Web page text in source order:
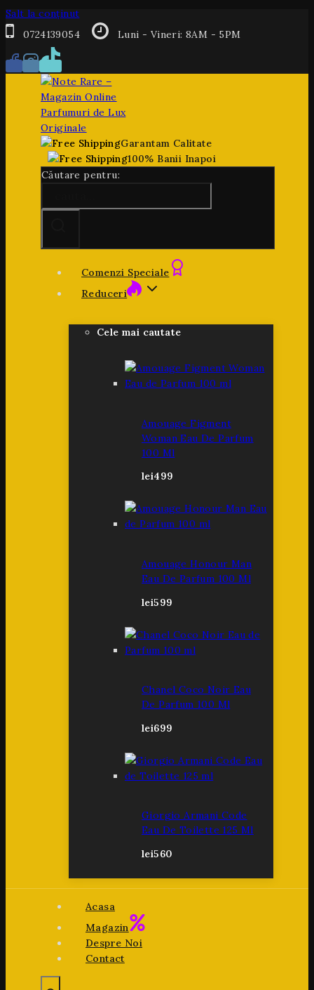
Salt la conținut
0724139054
Luni - Vineri: 8AM - 5PM
Garantam Calitate
100% Banii Inapoi
Căutare pentru:
Comenzi Speciale
Reduceri
Cele mai cautate
Amouage Figment
Woman Eau De Parfum
100 Ml
lei499
Amouage Honour Man
Eau De Parfum 100 Ml
lei599
Chanel Coco Noir Eau
De Parfum 100 Ml
lei699
Giorgio Armani Code
Eau De Toilette 125 Ml
lei560
Acasa
Magazin
Despre Noi
Contact